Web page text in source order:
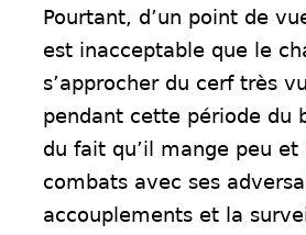
Pourtant, d’un point de
est inacceptable que le
s’approcher du cerf très
pendant cette période du
du fait qu’il mange peu et
combats avec ses
accouplements et la